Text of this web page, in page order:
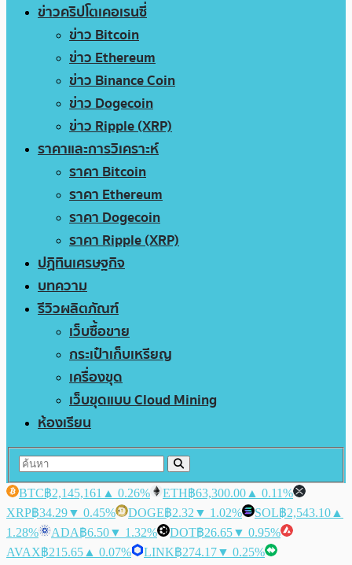
ข่าวคริปโตเคอเรนซี่
ข่าว Bitcoin
ข่าว Ethereum
ข่าว Binance Coin
ข่าว Dogecoin
ข่าว Ripple (XRP)
ราคาและการวิเคราะห์
ราคา Bitcoin
ราคา Ethereum
ราคา Dogecoin
ราคา Ripple (XRP)
ปฏิทินเศรษฐกิจ
บทความ
รีวิวผลิตภัณฑ์
เว็บซื้อขาย
กระเป๋าเก็บเหรียญ
เครื่องขุด
เว็บขุดแบบ Cloud Mining
ห้องเรียน
BTC฿2,145,161 ▲ 0.26% ETH฿63,300.00 ▲ 0.11%
XRP฿34.29▼ 0.45% DOGE฿2.32 ▼ 1.02% SOL฿2,543.10 ▲
1.28%
ADA฿6.50▼ 1.32% DOT฿26.65▼ 0.95%
AVAX฿215.65 ▲ 0.07% LINK฿274.17▼ 0.25%